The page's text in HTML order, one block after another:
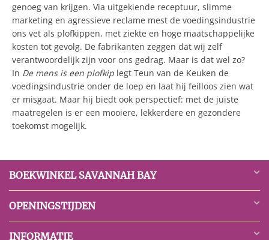
genoeg van krijgen. Via uitgekiende receptuur, slimme
marketing en agressieve reclame mest de voedingsindustrie
ons vet als plofkippen, met ziekte en hoge maatschappelijke
kosten tot gevolg. De fabrikanten zeggen dat wij zelf
verantwoordelijk zijn voor ons gedrag. Maar is dat wel zo?
In De mens is een plofkip legt Teun van de Keuken de
voedingsindustrie onder de loep en laat hij feilloos zien wat
er misgaat. Maar hij biedt ook perspectief: met de juiste
maatregelen is er een mooiere, lekkerdere en gezondere
toekomst mogelijk.
BOEKWINKEL SAVANNAH BAY
OPENINGSTIJDEN
INFORMATIE